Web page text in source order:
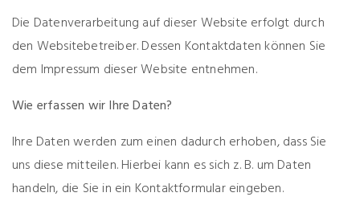
Die Datenverarbeitung auf dieser Website erfolgt durch
den Websitebetreiber. Dessen Kontaktdaten können Sie
dem Impressum dieser Website entnehmen.
Wie erfassen wir Ihre Daten?
Ihre Daten werden zum einen dadurch erhoben, dass Sie
uns diese mitteilen. Hierbei kann es sich z. B. um Daten
handeln, die Sie in ein Kontaktformular eingeben.